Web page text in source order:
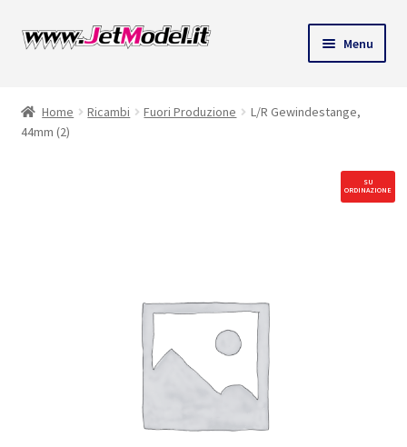
Vai
alla
Vai
Menu
Home Ricambi Fuori Produzione
L/R Gewindestange,
44mm (2)
SU
ORDINAZIONE